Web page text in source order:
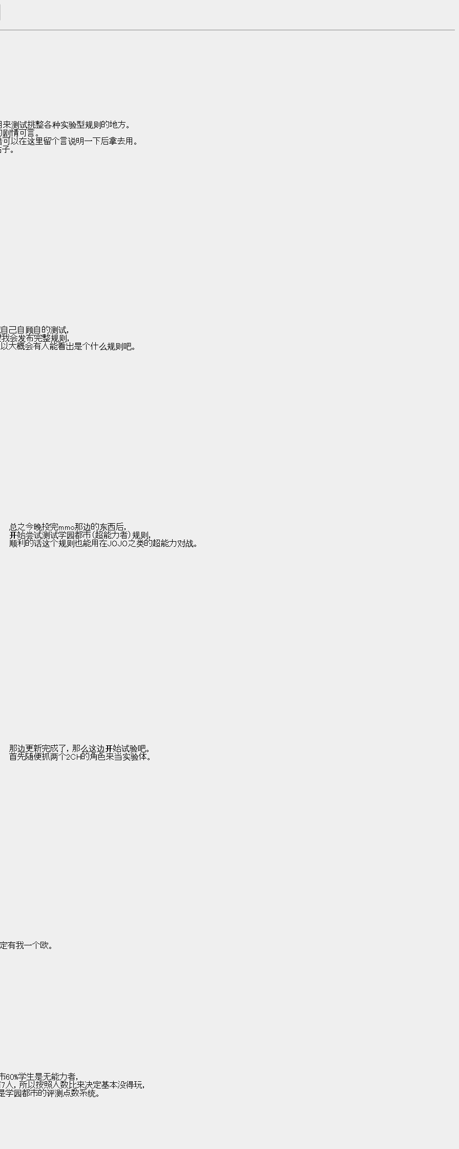
测试挑整各种实验型规则的地方。
情可言。
以在这里留个言说明一下后拿去用。
。
自顾自的测试，
会发布完整规则，
大概会有人能看出是个什么规则吧。
之今晚投完mmo那边的东西后，
尝试测试学园都市（超能力者）规则，
的话这个规则也能用在JOJO之类的超能力对战。
边更新完成了，那么这边开始试验吧。
先随便抓两个2CH的角色来当实验体。
一个欧。
学生是无能力者，
，所以按照人数比来决定基本没得玩，
园都市的评测点数系统。